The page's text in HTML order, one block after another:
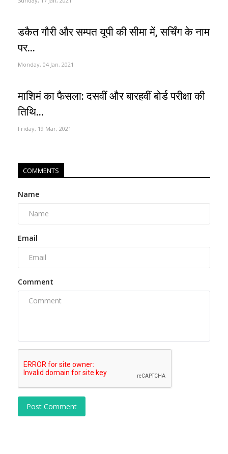
डकैत गौरी और सम्पत यूपी की सीमा में, सर्चिंग के नाम
पर...
Monday, 04 Jan, 2021
माशिमं का फैसला: दसवीं और बारहवीं बोर्ड परीक्षा की
तिथि...
Friday, 19 Mar, 2021
COMMENTS
Name
Email
Comment
Post Comment